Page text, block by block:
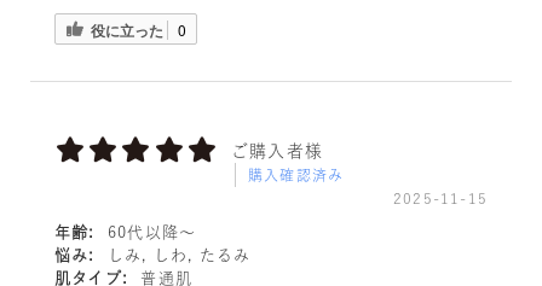
役に立った 0
ご購入者様
購入確認済み
2025-11-15
年齢:
60代以降〜
悩み:
しみ, しわ, たるみ
肌タイプ:
普通肌